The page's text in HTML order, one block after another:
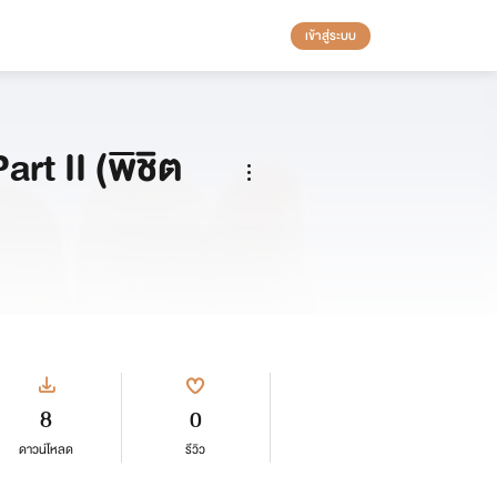
เข้าสู่ระบบ
II (พิชิต
8
ดาวน์โหลด
0
รีวิว